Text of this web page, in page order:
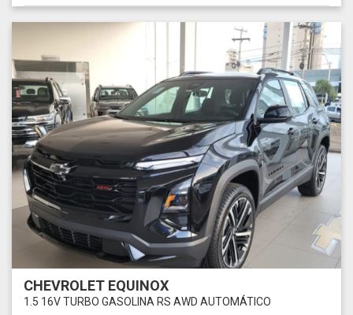
CHEVROLET EQUINOX
1.5 16V TURBO GASOLINA RS AWD AUTOMÁTICO